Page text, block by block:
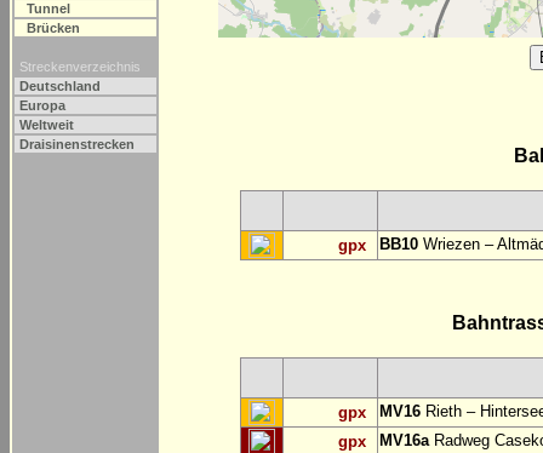
Tunnel
Brücken
Streckenverzeichnis
Deutschland
Europa
Weltweit
Draisinenstrecken
gpx BB10 Wriezen –
gpx MV16 Rieth –
gpx
MV16aRadweg